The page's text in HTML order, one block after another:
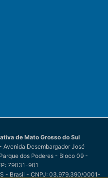
de Mato Grosso do Sul
Avenida Desembargador José
dos Poderes - Bloco 09 -
79031-901
- Brasil - CNPJ: 03.979.390/0001-